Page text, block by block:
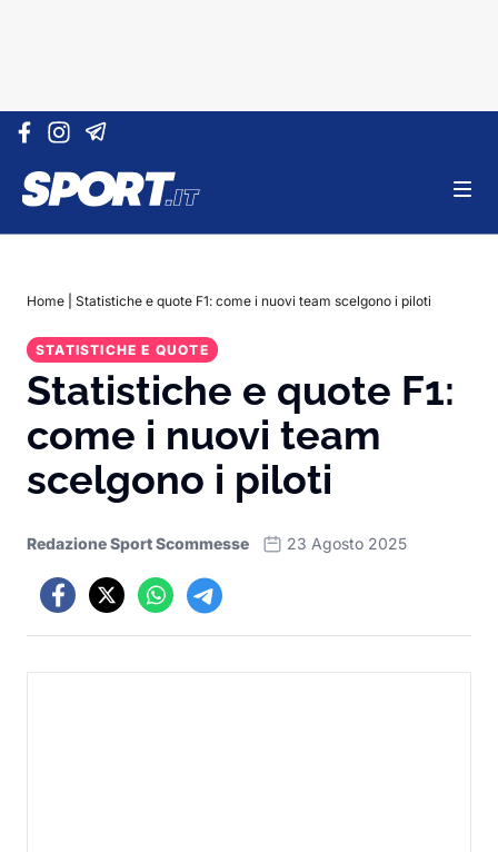
Vai al contenuto
Home Statistiche e quote F1: come i nuovi team scelgono i piloti
STATISTICHE E QUOTE
Statistiche e quote F1:
come i nuovi team
scelgono i piloti
Redazione Sport Scommesse 23 Agosto 2025